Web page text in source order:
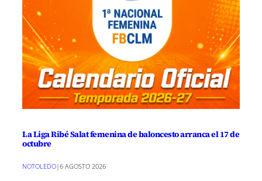
La Liga Ribé Salat femenina de baloncesto arranca el 17 de
octubre
NOTOLEDO|6 AGOSTO 2026